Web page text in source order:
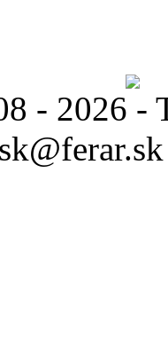
- 2026 -